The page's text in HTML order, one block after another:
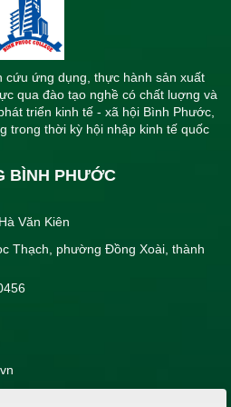
cứu ứng dụng, thực hành sản xuất
qua đào tạo nghề có chất luợng và
triển kinh tế - xã hội Bình Phước,
trong thời kỳ hội nhập kinh tế quốc
BÌNH PHƯỚC
Văn Kiên
Thạch, phường Đồng Xoài, thành